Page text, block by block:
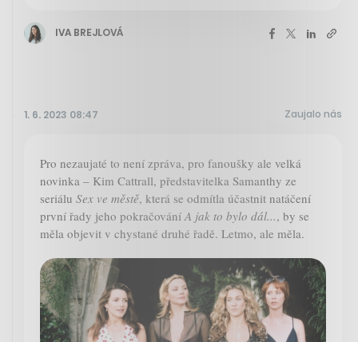
IVA BREJLOVÁ
1. 6. 2023 08:47 Zaujalo nás
Pro nezaujaté to není zpráva, pro fanoušky ale velká
novinka – Kim Cattrall, představitelka Samanthy ze
seriálu Sex ve městě, která se odmítla účastnit natáčení
první řady jeho pokračování A jak to bylo dál..., by se
měla objevit v chystané druhé řadě. Letmo, ale měla.